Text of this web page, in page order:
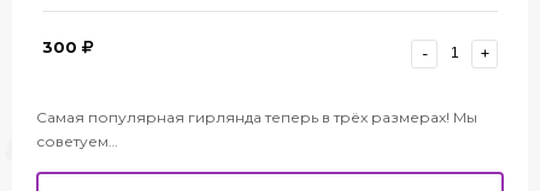
300 - +
Самая популярная гирлянда теперь в трёх размерах! Мы
советуем…